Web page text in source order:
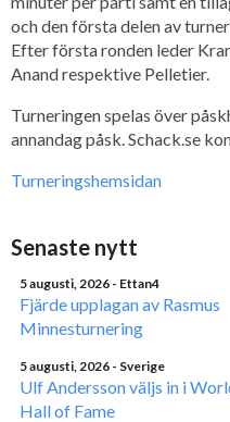
och den första delen av
Efter första ronden leder
Anand respektive Pelletier.
Turneringen spelas över
annandag påsk. Schack.se
Turneringshemsidan
Senaste nytt
5 augusti, 2026 - Ettan4
Fjärde upplagan av Rasmus
Minnesturnering
5 augusti, 2026 - Sverige
Ulf Andersson väljs in i
Hall of Fame